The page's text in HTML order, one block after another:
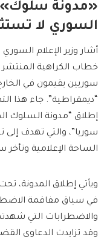
«مدونة سلوك»
السوري لا
خطاب الكراهية المنتشر
سوريين يقيمون في
“ديمقراطية”. جاء هذا
إطلاق “مدونة السلوك
سوريا”، والتي تهدف
الساحة الإعلامية
ويأتي إطلاق المدونة،
في سياق مفاقمة
والاضطرابات التي
وقد تزايدت الدعاوى